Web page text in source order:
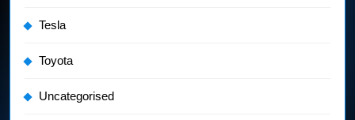
Tesla
Toyota
Uncategorised